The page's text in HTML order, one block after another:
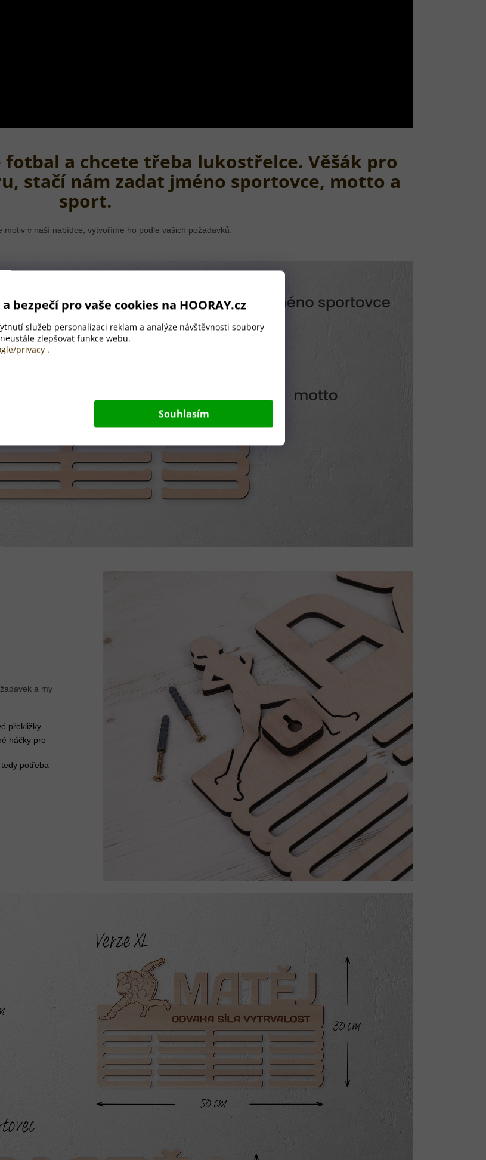
bezpečí pro vaše cookies na HOORAY.cz
služeb personalizaci reklam a analýze návštěvnosti soubory
zlepšovat funkce webu.
privacy .
Souhlasím
fotbal a chcete třeba lukostřelce. Věšák pro
stačí nám zadat jméno sportovce, motto a
sport.
motiv v naší nabídce, vytvoříme ho podle vašich požadavků.
a my
překližky
háčky pro
potřeba